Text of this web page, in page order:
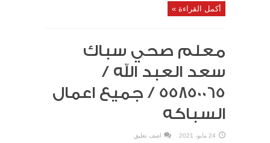
أكمل القراءة »
معلم صحي سباك
سعد العبد الله /
55850065 / جميع اعمال
السباكه
24 مايو، 2021 اضف تعليق